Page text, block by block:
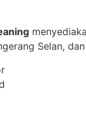
Selan,